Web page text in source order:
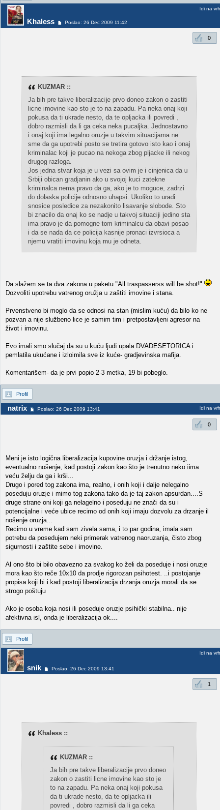
Khaless Poslao: 26 Dec 2009 11:42
Idi na vrh
0
KUZMAR ::
Ja bih pre takve liberalizacije prvo doneo zakon o zastiti
licne imovine kao sto je to na zapadu. Pa neka onaj koji
pokusa da ti ukrade nesto, da te opljacka ili povredi ,
dobro razmisli da li ga ceka neka pucaljka. Jednostavno
i onaj koji ima legalno oruzje u takvim situacijama ne
sme da ga upotrebi posto se tretira gotovo isto kao i onaj
kriminalac koji je pucao na nekoga zbog pljacke ili nekog
drugog razloga.
Jos jedna stvar koja je u vezi sa ovim je i cinjenica da u
Srbiji obican gradjanin ako u svojoj kuci zatekne
kriminalca nema pravo da ga, ako je to moguce, zadrzi
do dolaska policije odnosno uhapsi. Ukoliko to uradi
snosice posledice za nezakonito lisavanje slobode. Sto
bi znacilo da onaj ko se nadje u takvoj situaciji jedino sta
ima pravo je da pomogne tom kriminalcu da obavi posao
i da se nada da ce policija kasnije pronaci izvrsioca a
njemu vratiti imovinu koja mu je odneta.
Da slažem se ta dva zakona u paketu "All traspasserss will be shot!"
Dozvoliti upotrebu vatrenog oružja u zaštiti imovine i stana.
Prvenstveno bi moglo da se odnosi na stan (mislim kuću) da bilo ko ne
pozvan a nije službeno lice je samim tim i pretpostavljeni agresor na
život i imovinu.
Evo imali smo slučaj da su u kuću ljudi upala DVADESETORICA i
pemlatila ukućane i izloimila sve iz kuće- gradjevinska mafija.
Komentarišem- da je prvi popio 2-3 metka, 19 bi pobeglo.
Profil
natrix Poslao: 26 Dec 2009 13:41 Idi na vrh
0
Meni je isto logična liberalizacija kupovine oruzja i držanje istog,
eventualno nošenje, kad postoji zakon kao što je trenutno neko iima
veću želju da ga i krši...
Drugo i pored tog zakona ima, realno, i onih koji i dalje nelegalno
poseduju oruzje i mimo tog zakona tako da je taj zakon apsurdan....S
druge strane oni koji ga nelagelno i poseduju ne znači da su i
potencijalne i veće ubice recimo od onih koji imaju dozvolu za drzanje il
nošenje oruzja...
Recimo u vreme kad sam zivela sama, i to par godina, imala sam
potrebu da posedujem neki primerak vatrenog naoruzanja, čisto zbog
sigurnosti i zaštite sebe i imovine.
Al ono što bi bilo obavezno za svakog ko želi da poseduje i nosi oruzje
mora kao što reče 10x10 da prodje rigorozan psihotest. ..i postojanje
propisa koji bi i kad postoji liberalizacija drzanja oruzja morali da se
strogo poštuju
Ako je osoba koja nosi ili poseduje oruzje psihički stabilna.. nije
afektivna isl, onda je liberalizacija ok....
Profil
snik Poslao: 26 Dec 2009 13:41
Idi na vrh
1
Khaless ::
KUZMAR ::
Ja bih pre takve liberalizacije prvo doneo
zakon o zastiti licne imovine kao sto je
to na zapadu. Pa neka onaj koji pokusa
da ti ukrade nesto, da te opljacka ili
povredi , dobro razmisli da li ga ceka